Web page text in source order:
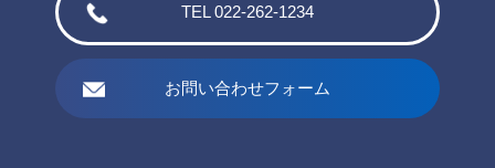
TEL 022-262-1234
お問い合わせフォーム